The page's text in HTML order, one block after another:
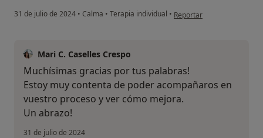
31 de julio de 2024 • Calma • Terapia individual • en opinión del usuario E.N
Reportar
Mari C. Caselles Crespo
Muchísimas gracias por tus palabras!
Estoy muy contenta de poder acompañaros en
vuestro proceso y ver cómo mejora.
Un abrazo!
31 de julio de 2024